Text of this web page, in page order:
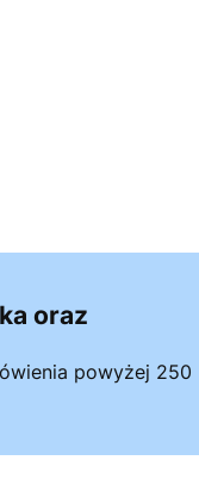
oraz
powyżej 250